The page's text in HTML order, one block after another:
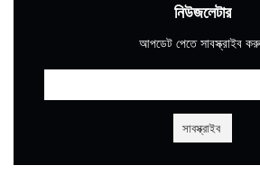
নিউজলেটার
আপডেট পেতে সাবস্ক্রাইব